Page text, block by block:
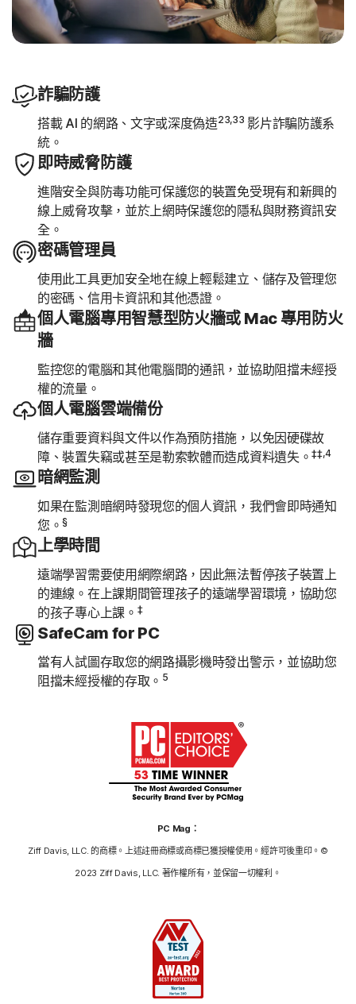
詐騙防護
搭載 AI 的網路、文字或深度偽造23,33 影片詐騙防護系
統。
即時威脅防護
進階安全與防毒功能可保護您的裝置免受現有和新興的
線上威脅攻擊，並於上網時保護您的隱私與財務資訊安
全。
密碼管理員
使用此工具更加安全地在線上輕鬆建立、儲存及管理您
的密碼、信用卡資訊和其他憑證。
個人電腦專用智慧型防火牆或 Mac 專用防火
牆
監控您的電腦和其他電腦間的通訊，並協助阻擋未經授
權的流量。
個人電腦雲端備份
儲存重要資料與文件以作為預防措施，以免因硬碟故
障、裝置失竊或甚至是勒索軟體而造成資料遺失。‡‡,4
暗網監測
如果在監測暗網時發現您的個人資訊，我們會即時通知
您。§
上學時間
遠端學習需要使用網際網路，因此無法暫停孩子裝置上
的連線。在上課期間管理孩子的遠端學習環境，協助您
的孩子專心上課。 ‡
SafeCam for PC
當有人試圖存取您的網路攝影機時發出警示，並協助您
阻擋未經授權的存取。 5
PC Mag：
Ziff Davis, LLC. 的商標。上述註冊商標或商標已獲授權使用。經許可後重印。©
2023 Ziff Davis, LLC. 著作權所有，並保留一切權利。